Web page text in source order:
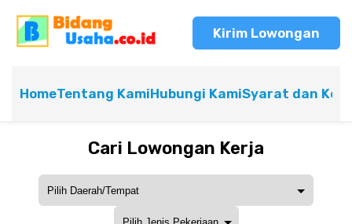
Kirim Lowongan
HomeTentang KamiHubungi KamiSyarat dan
Cari Lowongan Kerja